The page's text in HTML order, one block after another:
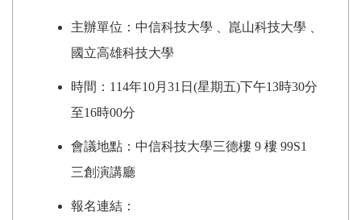
主辦單位：中信科技大學 、崑山科技大學 、
國立高雄科技大學
時間：114年10月31日(星期五)下午13時30分
至16時00分
會議地點：中信科技大學三德樓 9 樓 99S1
三創演講廳
報名連結：